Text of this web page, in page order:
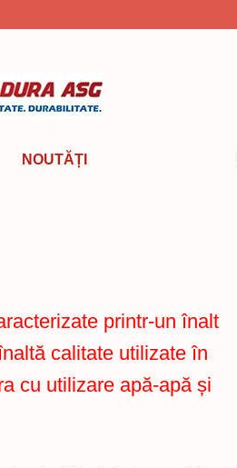
NOUTĂȚI
printr-un înalt
calitate utilizate în
cu utilizare apă-apă și